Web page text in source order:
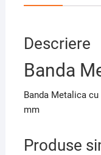
Descriere
Banda
Banda Metalica
mm
Produse